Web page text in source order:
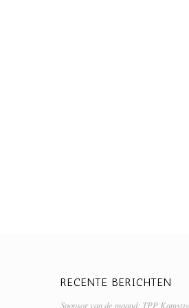
RECENTE BERICHTEN
Sponsor van de maand: TPP